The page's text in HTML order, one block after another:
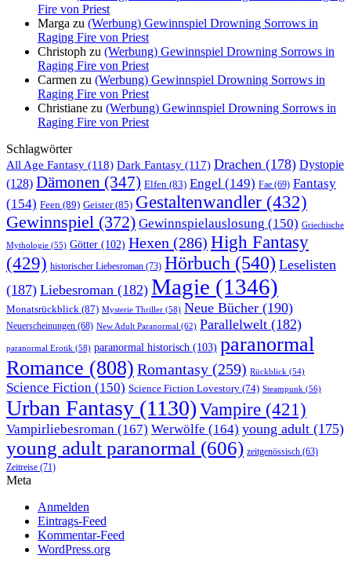
Fire von Priest
Marga zu (Werbung) Gewinnspiel Drowning Sorrows in
Raging Fire von Priest
Christoph zu (Werbung) Gewinnspiel Drowning Sorrows in
Raging Fire von Priest
Carmen zu (Werbung) Gewinnspiel Drowning Sorrows in
Raging Fire von Priest
Christiane zu (Werbung) Gewinnspiel Drowning Sorrows in
Raging Fire von Priest
Schlagwörter
All Age Fantasy (118) Dark Fantasy (117) Drachen (178) Dystopie
(128) Dämonen (347) Elfen (83) Engel (149) Fae (69) Fantasy
(154) Feen (89) Geister(85) Gestaltenwandler (432)
Gewinnspiel (372) Gewinnspielauslosung (150) Griechische
Mythologie (55) Götter (102) Hexen (286) High Fantasy
(429) historischer Liebesroman (73) Hörbuch (540) Leselisten
(187) Liebesroman (182) Magie (1346)
Monatsrückblick (87) Mysterie Thriller (58) Neue Bücher (190)
Neuerscheinungen (68) New Adult Paranormal (62) Parallelwelt (182)
paranormal Erotik (58) paranormal historisch (103) paranormal
Romance (808) Romantasy (259) Rückblick (54)
Science Fiction (150) Science Fiction Lovestory (74) Steampunk (56)
Urban Fantasy (1130) Vampire (421)
Vampirliebesroman (167) Werwölfe (164) young adult (175)
young adult paranormal (606) zeitgenössisch (63)
Zeitreise (71)
Meta
Anmelden
Eintrags-Feed
Kommentar-Feed
WordPress.org